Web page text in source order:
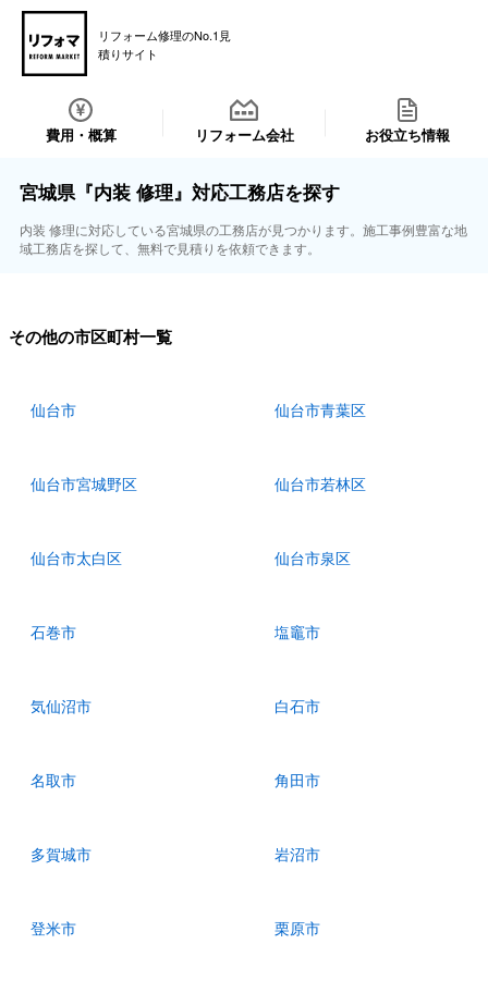
リフォーム修理のNo.1見
積りサイト
費用・概算 リフォーム会社 お役立ち情報
宮城県『内装 修理』対応工務店を探す
内装 修理に対応している宮城県の工務店が見つかります。施工事例豊富な地
域工務店を探して、無料で見積りを依頼できます。
その他の市区町村一覧
仙台市 仙台市青葉区
仙台市宮城野区 仙台市若林区
仙台市太白区 仙台市泉区
石巻市 塩竈市
気仙沼市 白石市
名取市 角田市
多賀城市 岩沼市
登米市 栗原市